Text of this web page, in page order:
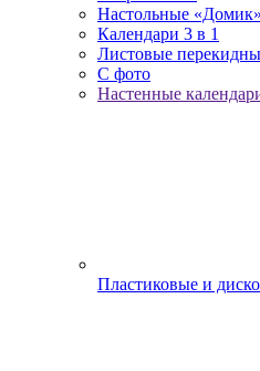
Настольные «Домик»
Календари 3 в 1
Листовые
С фото
Настенные
Пластиковые и